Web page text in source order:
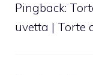
Pingback:
uvetta | Torte